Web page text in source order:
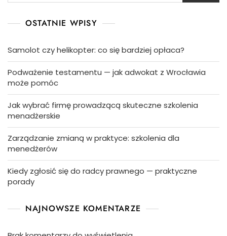
OSTATNIE WPISY
Samolot czy helikopter: co się bardziej opłaca?
Podważenie testamentu — jak adwokat z Wrocławia
może pomóc
Jak wybrać firmę prowadzącą skuteczne szkolenia
menadżerskie
Zarządzanie zmianą w praktyce: szkolenia dla
menedżerów
Kiedy zgłosić się do radcy prawnego — praktyczne
porady
NAJNOWSZE KOMENTARZE